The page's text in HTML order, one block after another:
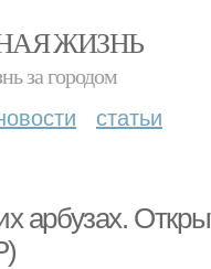
ЖИЗНЬ
за городом
статьи
арбузах.